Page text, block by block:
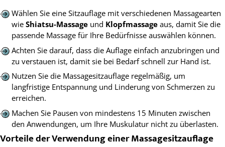
Wählen Sie eine Sitzauflage mit verschiedenen Massagearten
wie Shiatsu-Massageund Klopfmassageaus, damit Sie die
passende Massage für Ihre Bedürfnisse auswählen können.
Achten Sie darauf, dass die Auflage einfach anzubringen und
zu verstauen ist, damit sie bei Bedarf schnell zur Hand ist.
Nutzen Sie die Massagesitzauflage regelmäßig, um
langfristige Entspannung und Linderung von Schmerzen zu
erreichen.
Machen Sie Pausen von mindestens 15 Minuten zwischen
den Anwendungen, um Ihre Muskulatur nicht zu überlasten.
Vorteile der Verwendung einer Massagesitzauflage